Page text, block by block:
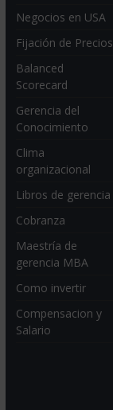
Negocios en USA
Fijación de Precios
Balanced
Scorecard
Gerencia del
Conocimiento
Clima
organizacional
Libros de gerencia
Cobranza
Maestría de
gerencia MBA
Como invertir
Compensacion y
Salario